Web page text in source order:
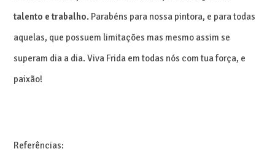
talento e trabalho. Parabéns para nossa pintora, e para todas
aquelas, que possuem limitações mas mesmo assim se
superam dia a dia. Viva Frida em todas nós com tua força, e
paixão!
Referências: